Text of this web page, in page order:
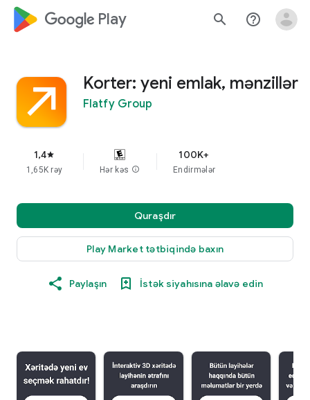
google_logo Play search help_outline
Korter: yeni emlak, mənzillər
Flatfy Group
1,4star
1,65K rəy Hər kəs info
100K+
Endirmələr
Quraşdır
Play Market tətbiqində baxın
Paylaşın İstək siyahısına əlavə edin